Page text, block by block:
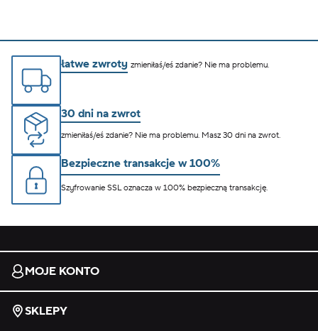
łatwe zwroty zmieniłaś/eś zdanie? Nie ma problemu.
30 dni na zwrot
zmieniłaś/eś zdanie? Nie ma problemu. Masz 30 dni na zwrot.
Bezpieczne transakcje w 100%
Szyfrowanie SSL oznacza w 100% bezpieczną transakcję.
MOJE KONTO
SKLEPY